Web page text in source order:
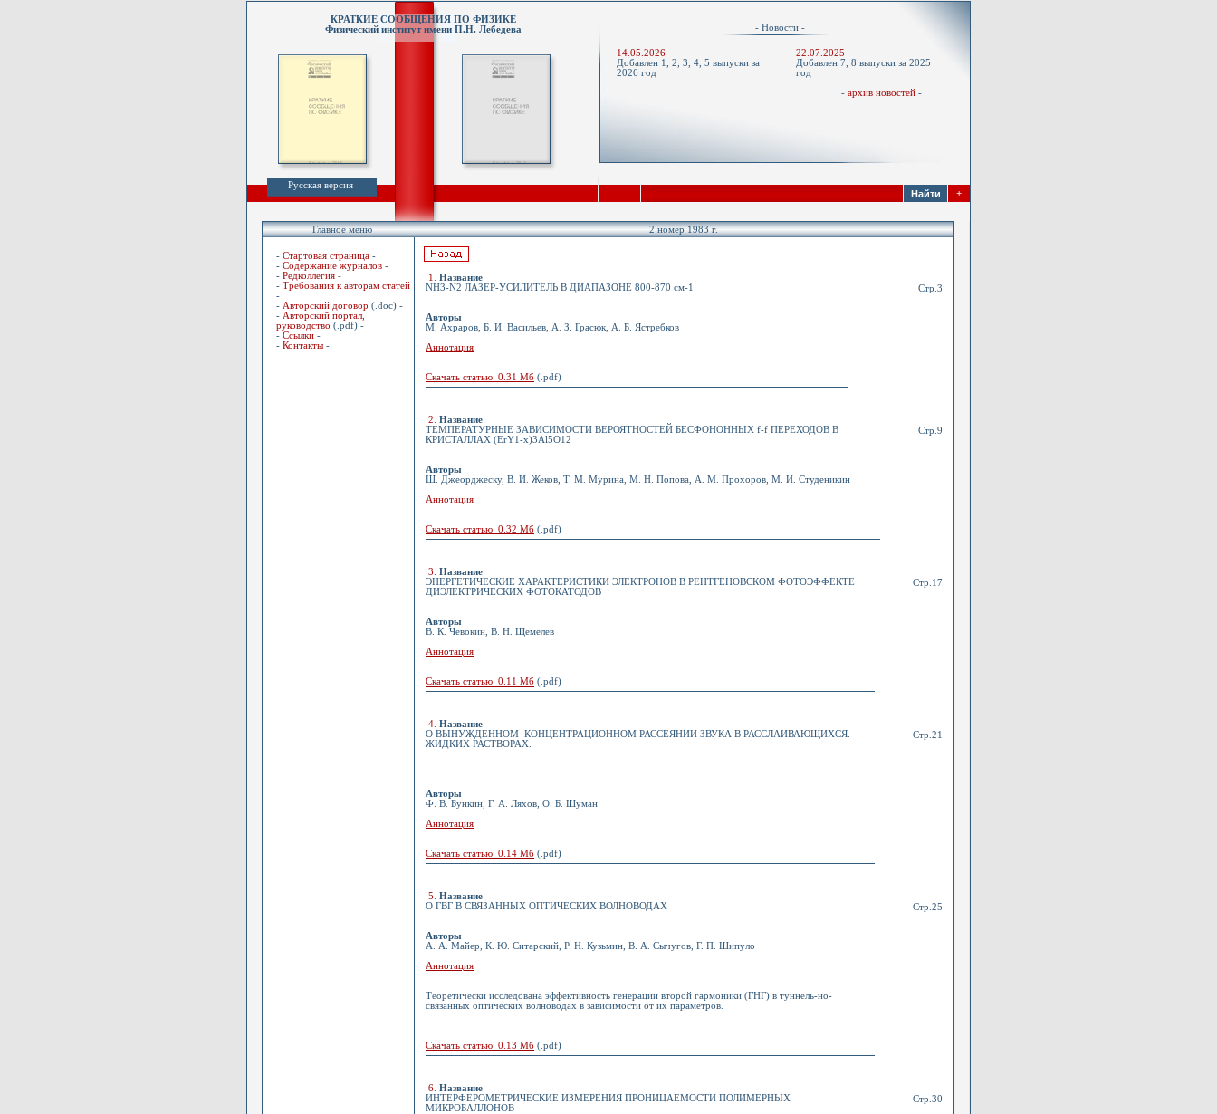
КРАТКИЕ СООБЩЕНИЯ ПО ФИЗИКЕ
Физический институт имени П.Н. Лебедева
- Новости -
14.05.2026
Добавлен 1, 2, 3, 4, 5 выпуски за
2026 год
22.07.2025
Добавлен 7, 8 выпуски за 2025
год
- архив новостей -
Русская версия
+
Главное меню 2 номер 1983 г.
- Стартовая страница -
- Содержание журналов -
- Редколлегия -
- Требования к авторам статей
-
- Авторский договор (.doc) -
- Авторский портал,
руководство (.pdf) -
- Ссылки -
- Контакты -
1
Название
NH3-N2 ЛАЗЕР-УСИЛИТЕЛЬ В ДИАПАЗОНЕ 800-870 см-1
Авторы
М. Ахраров, Б. И. Васильев, А. З. Грасюк, А. Б. Ястребков
Аннотация
Скачать статью 0.31 Мб (.pdf)
Стр.3
2
Название
ТЕМПЕРАТУРНЫЕ ЗАВИСИМОСТИ ВЕРОЯТНОСТЕЙ БЕСФОНОННЫХ f-f ПЕРЕХОДОВ В
КРИСТАЛЛАХ (ЕrY1-х)3Al5O12
Авторы
Ш. Джеорджеску, В. И. Жеков, Т. М. Мурина, М. Н. Попова, А. М. Прохоров, М. И. Студеникин
Аннотация
Скачать статью 0.32 Мб (.pdf)
Стр.9
3
Название
ЭНЕРГЕТИЧЕСКИЕ ХАРАКТЕРИСТИКИ ЭЛЕКТРОНОВ В РЕНТГЕНОВСКОМ ФОТОЭФФЕКТЕ
ДИЭЛЕКТРИЧЕСКИХ ФОТОКАТОДОВ
Авторы
В. К. Чевокин, В. Н. Щемелев
Аннотация
Скачать статью 0.11 Мб (.pdf)
Стр.17
4 Название
О ВЫНУЖДЕННОМ КОНЦЕНТРАЦИОННОМ РАССЕЯНИИ ЗВУКА В РАССЛАИВАЮЩИХСЯ.
ЖИДКИХ РАСТВОРАХ.
Авторы
Ф. В. Бункин, Г. А. Ляхов, О. Б. Шуман
Аннотация
Скачать статью 0.14 Мб (.pdf)
Стр.21
5
Название
О ГВГ В СВЯЗАННЫХ ОПТИЧЕСКИХ ВОЛНОВОДАХ
Авторы
А. А. Майер, К. Ю. Ситарский, Р. Н. Кузьмин, В. А. Сычугов, Г. П. Шипуло
Аннотация
Теоретически исследована эффективность генерации второй гармоники (ГНГ) в туннель-но-
связанных оптических волноводах в зависимости от их параметров.
Скачать статью 0.13 Мб (.pdf)
Стр.25
6 Название
ИНТЕРФЕРОМЕТРИЧЕСКИЕ ИЗМЕРЕНИЯ ПРОНИЦАЕМОСТИ ПОЛИМЕРНЫХ
МИКРОБАЛЛОНОВ
Стр.30